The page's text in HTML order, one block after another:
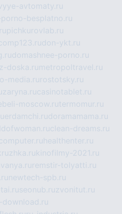
avtomaty.ru
porno-besplatno.ru
pichkurovlab.ru
don-ykt.ru
domashnee-porno.ru
doska.ru metropoltravel.ru
media.ru rostotsky.ru
zaryna.rucasinotablet.ru
moscow.rutermomur.ru
erdamchi.rudoramamama.ru
clean-dreams.ru
healthenter.ru
kinofilmy-2021.ru
remstir-tolyatti.ru
newtech-spb.ru
seonub.ruzvonitut.ru
download.ru